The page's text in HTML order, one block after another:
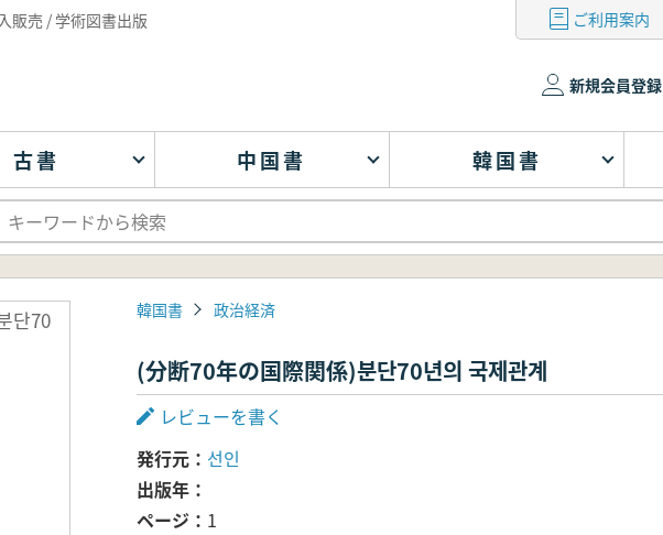
販売 / 学術図書出版 ご利用案内
新規会員登録
古書 中国書 韓国書
단70
韓国書 政治経済
(分断70年の国際関係)분단70년의 국제관계
レビューを書く
発行元
선인
出版年
ページ
1